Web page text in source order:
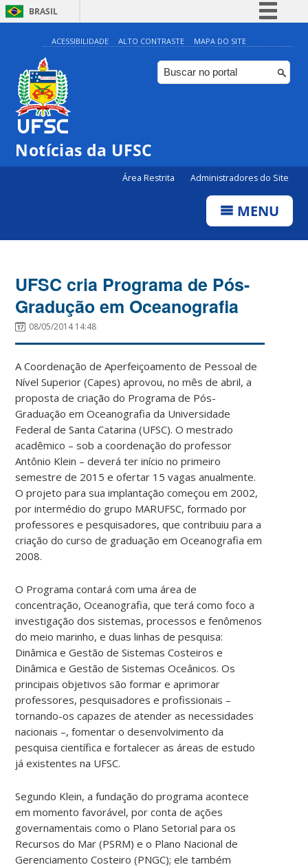
BRASIL
Simplifique!
Comunica BR
Participe
ACESSIBILIDADE ALTO CONTRASTE MAPA DO SITE
Notícias da UFSC
Área Restrita Administradores do Site
MENU
UFSC cria Programa de Pós-
Gradução em Oceanografia
08/05/2014 14:48
A Coordenação de Aperfeiçoamento de Pessoal de
Nível Superior (Capes) aprovou, no mês de abril, a
proposta de criação do Programa de Pós-
Graduação em Oceanografia da Universidade
Federal de Santa Catarina (UFSC). O mestrado
acadêmico – sob a coordenação do professor
Antônio Klein – deverá ter início no primeiro
semestre de 2015 e ofertar 15 vagas anualmente.
O projeto para sua implantação começou em 2002,
por intermédio do grupo MARUFSC, formado por
professores e pesquisadores, que contribuiu para a
criação do curso de graduação em Oceanografia em
2008.
O Programa contará com uma área de
concentração, Oceanografia, que terá como foco a
investigação dos sistemas, processos e fenômenos
do meio marinho, e duas linhas de pesquisa:
Dinâmica e Gestão de Sistemas Costeiros e
Dinâmica e Gestão de Sistemas Oceânicos. Os
principais objetivos são formar e aprimorar
professores, pesquisadores e profissionais –
tornando-os capazes de atender as necessidades
nacionais –, fomentar o desenvolvimento da
pesquisa científica e fortalecer as áreas de estudo
já existentes na UFSC.
Segundo Klein, a fundação do programa acontece
em momento favorável, por conta de ações
governamentais como o Plano Setorial para os
Recursos do Mar (PSRM) e o Plano Nacional de
Gerenciamento Costeiro (PNGC); ele também